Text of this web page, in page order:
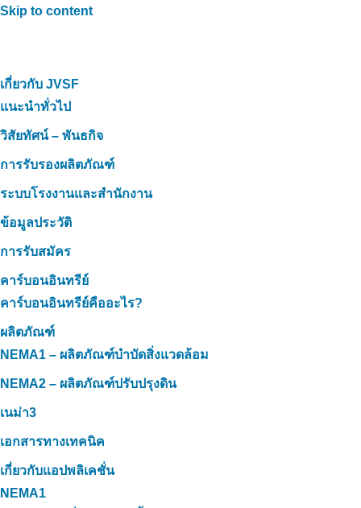
Skip to content
เกี่ยวกับ JVSF
แนะนำทั่วไป
วิสัยทัศน์ – พันธกิจ
การรับรองผลิตภัณฑ์
ระบบโรงงานและสำนักงาน
ข้อมูลประวัติ
การรับสมัคร
คาร์บอนอินทรีย์
คาร์บอนอินทรีย์คืออะไร?
ผลิตภัณฑ์
NEMA1 – ผลิตภัณฑ์บำบัดสิ่งแวดล้อม
NEMA2 – ผลิตภัณฑ์ปรับปรุงดิน
เนม่า3
เอกสารทางเทคนิค
เกี่ยวกับแอปพลิเคชั่น
NEMA1